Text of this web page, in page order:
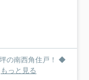
の南西角住戸！ ◆
もっと見る